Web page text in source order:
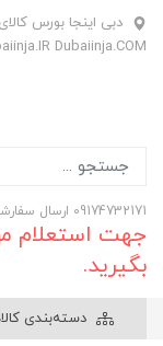
دبی اینجا بورس
Dubaiinja.COM
09174732171 ارسال سفارشات بصورت پس‌کرایه تیپاکس
جهت استعلام
بگیرید.
دسته‌بندی